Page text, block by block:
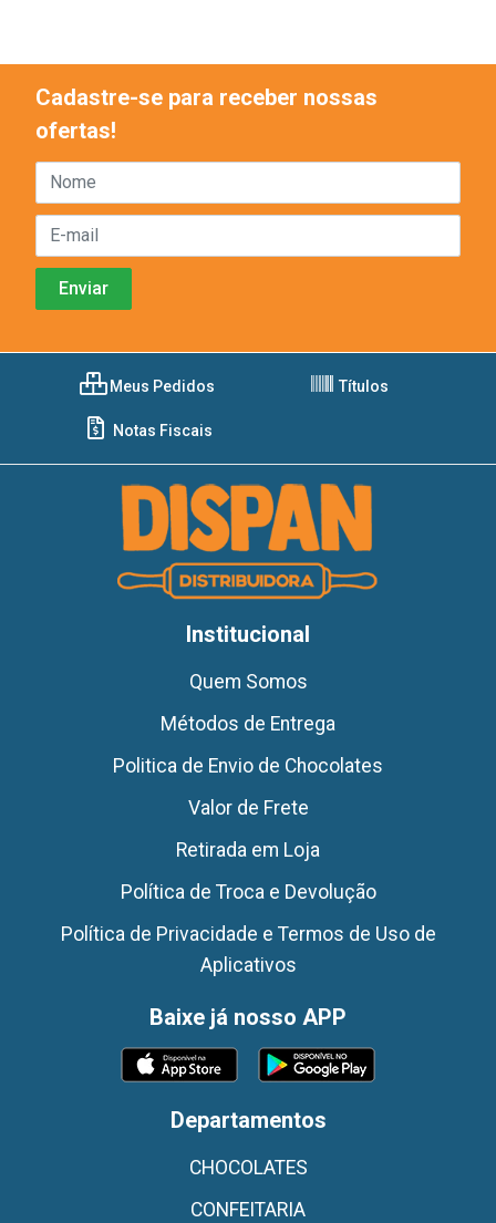
Cadastre-se para receber nossas
ofertas!
Meus Pedidos Títulos
Notas Fiscais
Institucional
Quem Somos
Métodos de Entrega
Politica de Envio de Chocolates
Valor de Frete
Retirada em Loja
Política de Troca e Devolução
Política de Privacidade e Termos de Uso de
Aplicativos
Baixe já nosso APP
Departamentos
CHOCOLATES
CONFEITARIA